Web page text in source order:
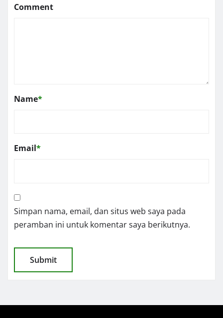
Comment
Name*
Email*
Simpan nama, email, dan situs web saya pada
peramban ini untuk komentar saya berikutnya.